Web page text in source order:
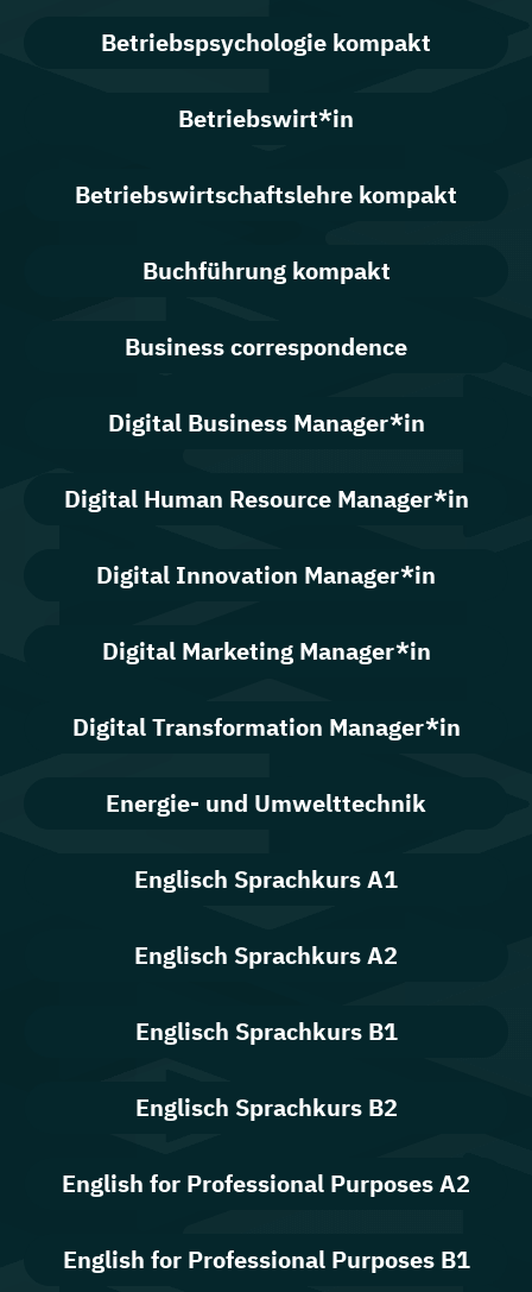
Betriebspsychologie kompakt
Betriebswirt*in
Betriebswirtschaftslehre kompakt
Buchführung kompakt
Business correspondence
Digital Business Manager*in
Digital Human Resource Manager*in
Digital Innovation Manager*in
Digital Marketing Manager*in
Digital Transformation Manager*in
Energie- und Umwelttechnik
Englisch Sprachkurs A1
Englisch Sprachkurs A2
Englisch Sprachkurs B1
Englisch Sprachkurs B2
English for Professional Purposes A2
English for Professional Purposes B1